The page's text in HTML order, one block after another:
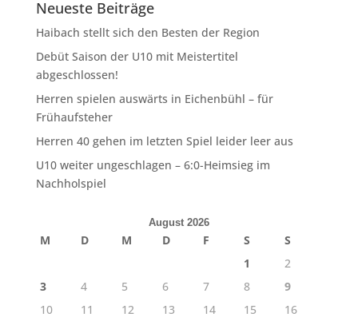
Neueste Beiträge
Haibach stellt sich den Besten der Region
Debüt Saison der U10 mit Meistertitel
abgeschlossen!
Herren spielen auswärts in Eichenbühl – für
Frühaufsteher
Herren 40 gehen im letzten Spiel leider leer aus
U10 weiter ungeschlagen – 6:0-Heimsieg im
Nachholspiel
August 2026
M D M D F S
S
1
2
3
4 5 6 7 8
9
10
11 12 13 14 15
16